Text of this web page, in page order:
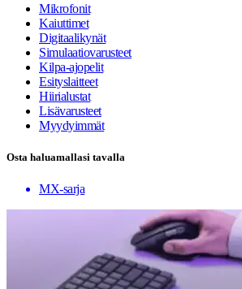
Mikrofonit
Kaiuttimet
Digitaalikynät
Simulaatiovarusteet
Kilpa-ajopelit
Esityslaitteet
Hiirialustat
Lisävarusteet
Myydyimmät
Osta haluamallasi tavalla
MX-sarja